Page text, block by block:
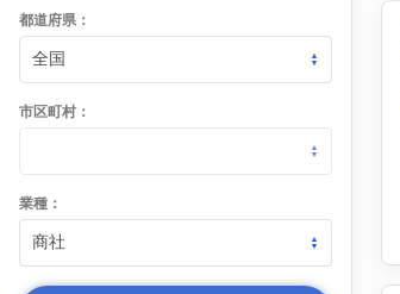
都道府県：
市区町村：
業種：